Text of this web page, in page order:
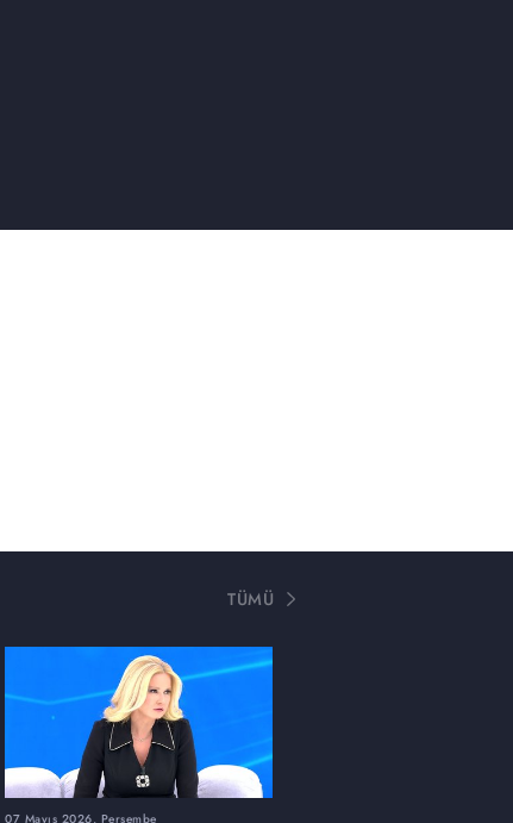
TÜMÜ
07 Mayıs 2026, Perşembe